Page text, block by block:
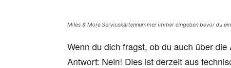
Miles & More Servicekartennummer immer eingeben bevor du
Wenn du dich fragst, ob du auch über
Antwort: Nein! Dies ist derzeit aus